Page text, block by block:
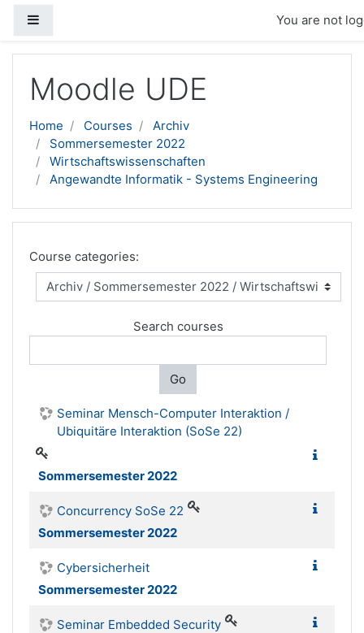
You are not
Moodle UDE
Home Courses
Archiv
Sommersemester 2022
Wirtschaftswissenschaften
Angewandte Informatik - Systems Engineering
Course categories:
Search courses
Go
Seminar Mensch-Computer Interaktion /
Ubiquitäre Interaktion (SoSe 22)
Sommersemester 2022
Concurrency SoSe 22
Sommersemester 2022
Cybersicherheit
Sommersemester 2022
Seminar Embedded Security